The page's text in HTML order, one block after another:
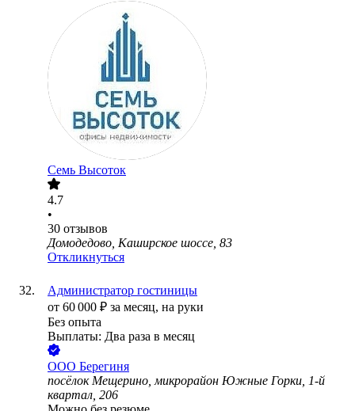
Семь Высоток
4.7
•
30 отзывов
Домодедово, Каширское шоссе, 83
Откликнуться
Администратор гостиницы
от 60 000 ₽ за месяц, на руки
Без опыта
Выплаты: Два раза в месяц
ООО Берегиня
посёлок Мещерино, микрорайон Южные Горки, 1-й
квартал, 206